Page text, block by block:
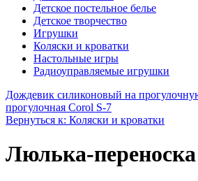
Детское постельное белье
Детское творчество
Игрушки
Коляски и кроватки
Настольные игры
Радиоуправляемые игрушки
Дождевик силиконовый на
прогулочная Corol S-7
Вернуться к: Коляски и кроватки
Люлька-